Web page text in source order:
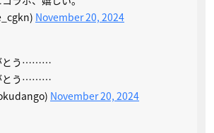
November 20, 2024
とう………
とう………
November 20, 2024